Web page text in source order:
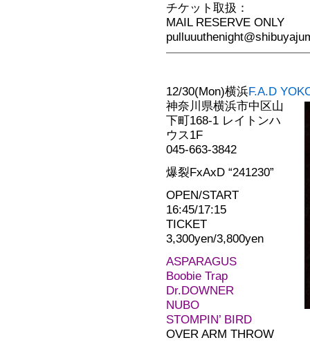
チケット取扱：
MAIL RESERVE ONLY
12/30(Mon)横浜F.A.D
神奈川県横浜市中区山
下町168-1 レイトンハ
ウス1F
045-663-3842
爆裂FxAxD “241230”
OPEN/START
16:45/17:15
TICKET
3,300yen/3,800yen
ASPARAGUS
Boobie Trap
Dr.DOWNER
NUBO
STOMPIN’ BIRD
OVER ARM THROW